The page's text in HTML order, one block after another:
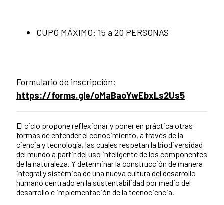
CUPO MÁXIMO: 15 a 20 PERSONAS
Formulario de inscripción:
https://forms.gle/oMaBaoYwEbxLs2Us5
El ciclo propone reflexionar y poner en práctica otras
formas de entender el conocimiento, a través de la
ciencia y tecnología, las cuales respetan la biodiversidad
del mundo a partir del uso inteligente de los componentes
de la naturaleza. Y determinar la construcción de manera
integral y sistémica de una nueva cultura del desarrollo
humano centrado en la sustentabilidad por medio del
desarrollo e implementación de la tecnociencia.